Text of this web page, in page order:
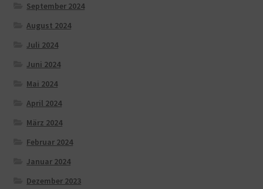
September 2024
August 2024
Juli 2024
Juni 2024
Mai 2024
April 2024
März 2024
Februar 2024
Januar 2024
Dezember 2023